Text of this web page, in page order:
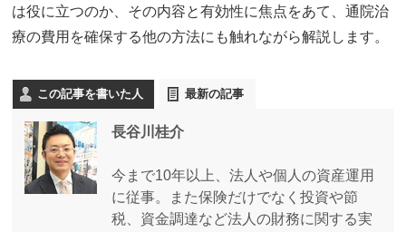
は役に立つのか、その内容と有効性に焦点をあて、通院治
療の費用を確保する他の方法にも触れながら解説します。
この記事を書いた人 最新の記事
長谷川桂介
今まで10年以上、法人や個人の資産運用
に従事。また保険だけでなく投資や節
税、資金調達など法人の財務に関する実